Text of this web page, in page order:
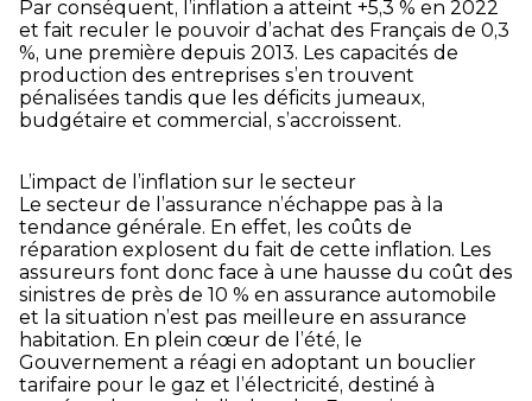
Par conséquent, l’inflation a atteint +5,3 % en 2022
et fait reculer le pouvoir d’achat des Français de 0,3
%, une première depuis 2013. Les capacités de
production des entreprises s’en trouvent
pénalisées tandis que les déficits jumeaux,
budgétaire et commercial, s’accroissent.
L’impact de l’inflation sur le secteur
Le secteur de l’assurance n’échappe pas à la
tendance générale. En effet, les coûts de
réparation explosent du fait de cette inflation. Les
assureurs font donc face à une hausse du coût des
sinistres de près de 10 % en assurance automobile
et la situation n’est pas meilleure en assurance
habitation. En plein cœur de l’été, le
Gouvernement a réagi en adoptant un bouclier
tarifaire pour le gaz et l’électricité, destiné à